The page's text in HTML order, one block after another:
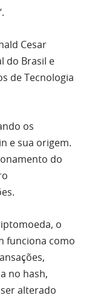
Cesar
do Brasil e
de Tecnologia
os
e sua origem.
do
o
funciona como
no hash,
alterado